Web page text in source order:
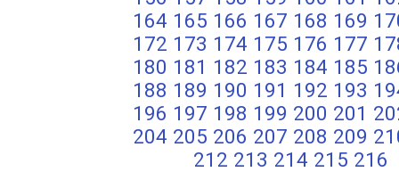
164 165 166 167 168 169
172 173 174 175 176 177
180 181 182 183 184 185
188 189 190 191 192 193
196 197 198 199 200 201
204 205 206 207 208 209
212 213 214 215 216